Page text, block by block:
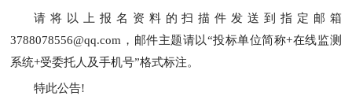
请将以上报名资料的扫描件发送到指定邮箱
3788078556@qq.com，邮件主题请以“投标单位简称+在线监测
系统+受委托人及手机号”格式标注。
特此公告!